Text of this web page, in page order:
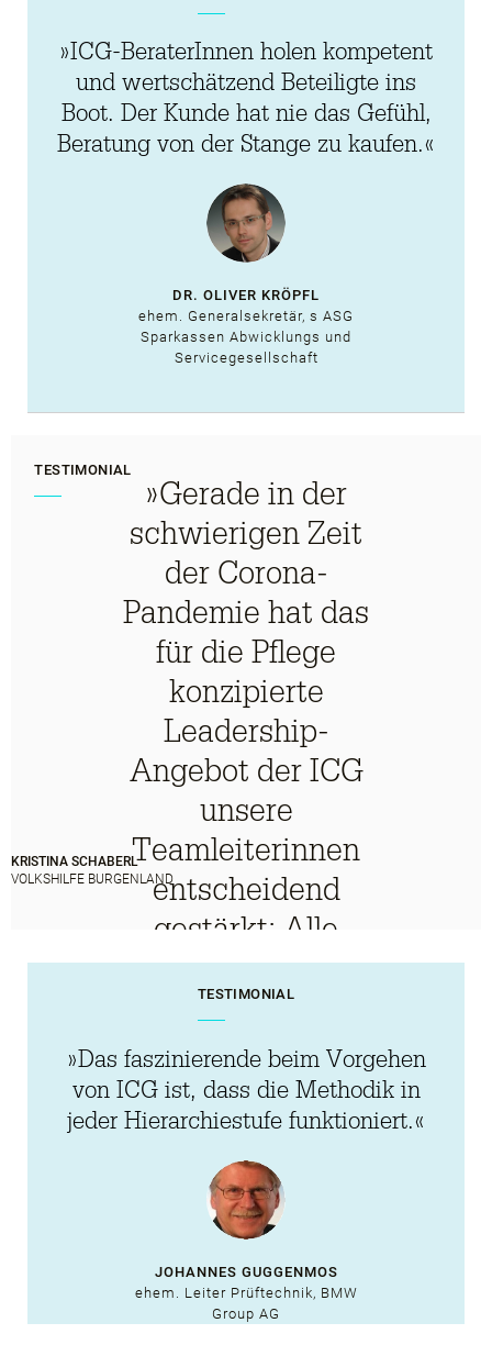
»ICG-BeraterInnen holen kompetent
und wertschätzend Beteiligte ins
Boot. Der Kunde hat nie das Gefühl,
Beratung von der Stange zu kaufen.«
DR. OLIVER KRÖPFL
ehem. Generalsekretär, s ASG
Sparkassen Abwicklungs und
Servicegesellschaft
TESTIMONIAL
»Gerade in der
schwierigen Zeit
der Corona-
Pandemie hat das
für die Pflege
konzipierte
Leadership-
Angebot der ICG
unsere
Teamleiterinnen
entscheidend
gestärkt: Alle
Teilnehmerinnen
haben ihren
eigenen
Werkzeugkoffer
gepackt, um für
sämtliche
Situationen
gewappnet zu sein.
Ein großes
Dankeschön!«
KRISTINA SCHABERL
VOLKSHILFE BURGENLAND
TESTIMONIAL
»Das faszinierende beim Vorgehen
von ICG ist, dass die Methodik in
jeder Hierarchiestufe funktioniert.«
JOHANNES GUGGENMOS
ehem. Leiter Prüftechnik, BMW
Group AG